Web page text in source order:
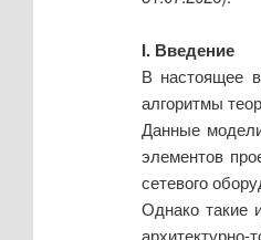
I. Введение
В настоящее
алгоритмы
Данные
элементов
сетевого
Однако такие